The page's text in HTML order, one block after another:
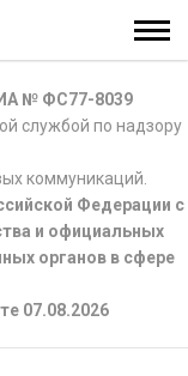
№ ФС77-8039
службой по надзору
коммуникаций.
Федерации с
и официальных
органов в сфере
07.08.2026